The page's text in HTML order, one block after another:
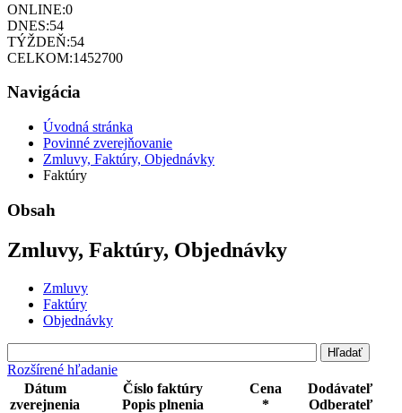
ONLINE:0
DNES:54
TÝŽDEŇ:54
CELKOM:1452700
Navigácia
Úvodná stránka
Povinné zverejňovanie
Zmluvy, Faktúry, Objednávky
Faktúry
Obsah
Zmluvy, Faktúry, Objednávky
Zmluvy
Faktúry
Objednávky
Rozšírené hľadanie
Dátum
zverejnenia
Číslo faktúry
Popis plnenia
Cena
*
Dodávateľ
Odberateľ